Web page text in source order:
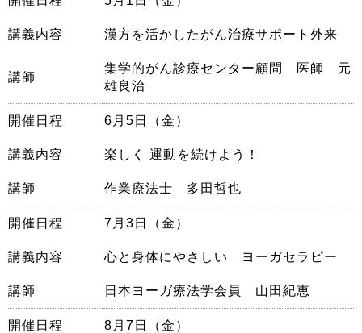
講義内容 漢方を活かしたがん治療サポート外来
講師
集学的がん診療センター顧問 医師 元
雄良治
開催日程 6月5日（金）
講義内容 楽しく 運動を続けよう！
講師 作業療法士 多田哲也
開催日程 7月3日（金）
講義内容 心と身体にやさしい ヨーガセラピー
講師 日本ヨーガ療法学会員 山田紀恵
開催日程 8月7日（金）